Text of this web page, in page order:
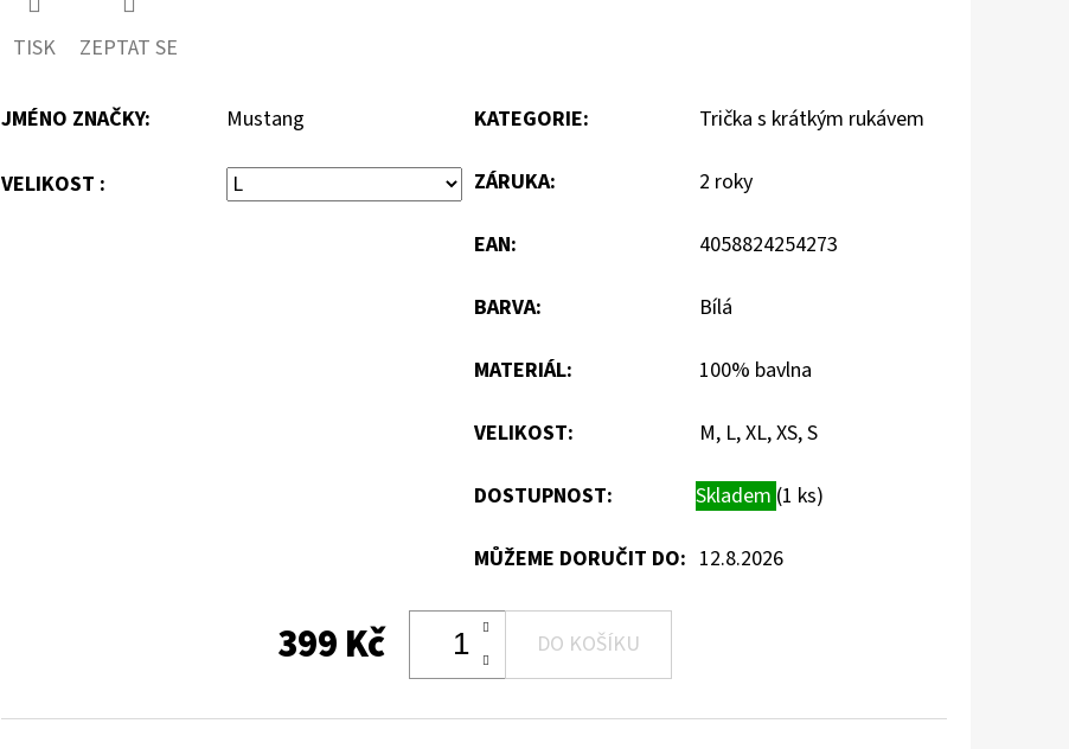
TISK ZEPTAT SE
JMÉNO ZNAČKY: Mustang
VELIKOST :
KATEGORIE: Trička s krátkým rukávem
ZÁRUKA: 2 roky
EAN: 4058824254273
BARVA: Bílá
MATERIÁL: 100% bavlna
VELIKOST: M, L, XL, XS, S
DOSTUPNOST: Skladem (1 ks)
MŮŽEME DORUČIT DO: 12.8.2026
399 Kč DO KOŠÍKU